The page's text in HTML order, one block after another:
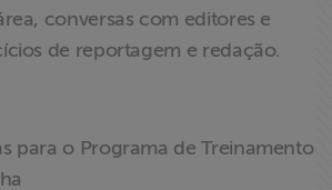
conversas com editores e
de reportagem e redação.
para o Programa de Treinamento